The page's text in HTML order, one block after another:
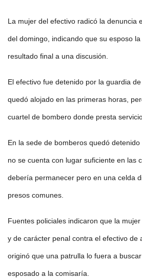
La mujer del efectivo radicó la denuncia
del domingo, indicando que su esposo
resultado final a una discusión.
El efectivo fue detenido por la guardia
quedó alojado en las primeras horas,
cuartel de bombero donde presta
En la sede de bomberos quedó
no se cuenta con lugar suficiente en las
debería permanecer pero en una celda
presos comunes.
Fuentes policiales indicaron que la
y de carácter penal contra el efectivo de
originó que una patrulla lo fuera a
esposado a la comisaría.